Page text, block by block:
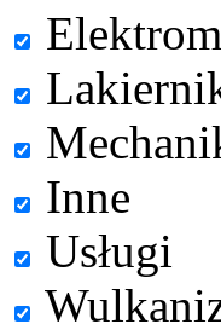
Inne
Usługi